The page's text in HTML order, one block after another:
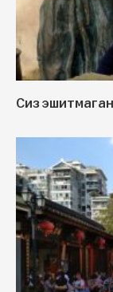
Сиз